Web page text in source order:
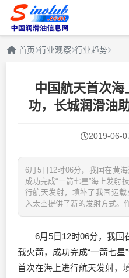
首页 行业观察 行业趋势
中国航天首次
功，长城润滑油
2019-06-
6月5日12时06分，我国在黄
成功完成“一箭七星”海上发射
行航天发射，填补了我国运
入太空提供了新的发射方式。
6月5日12时06分，我国
载火箭，成功完成“一箭七
首次在海上进行航天发射，